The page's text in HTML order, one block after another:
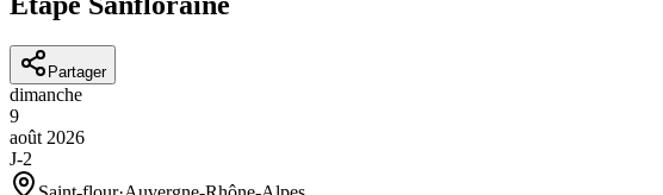
Partager
dimanche
9
août 2026
J-2